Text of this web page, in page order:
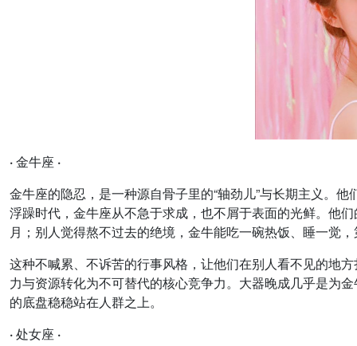
· 金牛座 ·
金牛座的隐忍，是一种源自骨子里的“轴劲儿”与长期主义。
浮躁时代，金牛座从不急于求成，也不屑于表面的光鲜。他
月；别人觉得熬不过去的绝境，金牛能吃一碗热饭、睡一觉
这种不喊累、不诉苦的行事风格，让他们在别人看不见的地
力与资源转化为不可替代的核心竞争力。大器晚成几乎是为
的底盘稳稳站在人群之上。
· 处女座 ·